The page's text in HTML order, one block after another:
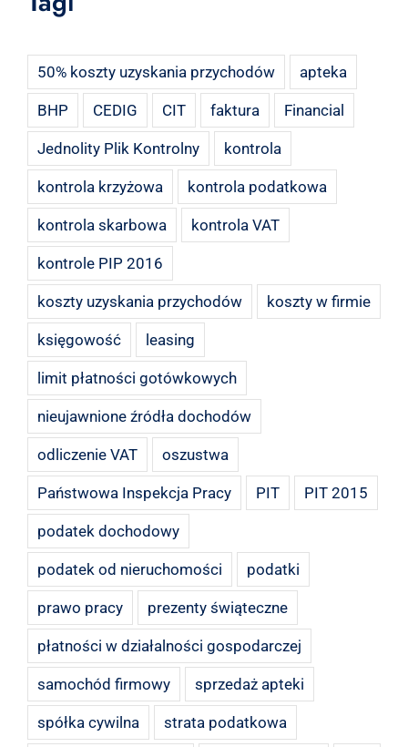
50% koszty uzyskania przychodów apteka
BHP CEDIG CIT faktura Financial
Jednolity Plik Kontrolny kontrola
kontrola krzyżowa kontrola podatkowa
kontrola skarbowa kontrola VAT
kontrole PIP 2016
koszty uzyskania przychodów koszty w firmie
księgowość leasing
limit płatności gotówkowych
nieujawnione źródła dochodów
odliczenie VAT oszustwa
Państwowa Inspekcja Pracy PIT PIT 2015
podatek dochodowy
podatek od nieruchomości podatki
prawo pracy prezenty świąteczne
płatności w działalności gospodarczej
samochód firmowy sprzedaż apteki
spółka cywilna strata podatkowa